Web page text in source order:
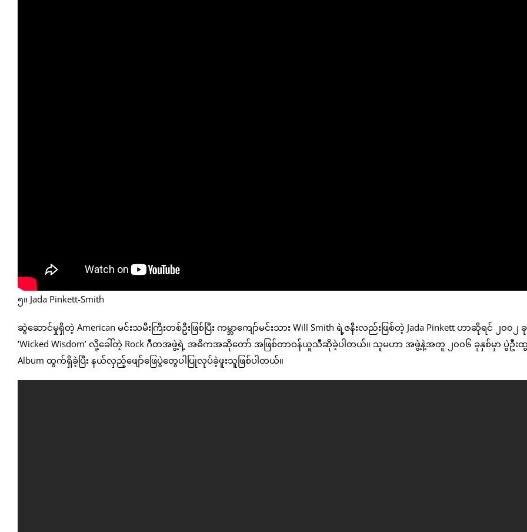
၅။ Jada Pinkett-Smith
ဆွဲဆောင်မှုရှိတဲ့ American မင်းသမီးကြီးတစ်ဦးဖြစ်ပြီး ကမ္ဘာကျော်မင်းသား Will Smith ရဲ့ဇနီးလည်းဖြစ်တဲ့ Jada Pinkett ဟာဆိုရင် ၂၀၀၂
‘Wicked Wisdom’ လို့ခေါ်တဲ့ Rock ဂီတအဖွဲ့ရဲ့ အဓိကအဆိုတော် အဖြစ်တာဝန်ယူသီဆိုခဲ့ပါတယ်။ သူမဟာ အဖွဲ့နဲ့အတူ ၂၀၀၆ ခုနှစ်မှာ ပွဲဦး
Album ထွက်ရှိခဲ့ပြီး နယ်လှည့်ဖျော်ဖြေပွဲတွေပါပြုလုပ်ခဲ့ဖူးသူဖြစ်ပါတယ်။